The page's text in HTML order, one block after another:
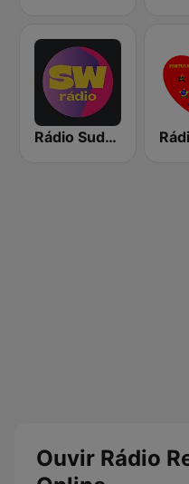
Rádio Sudoeste
Ouvir Rádio